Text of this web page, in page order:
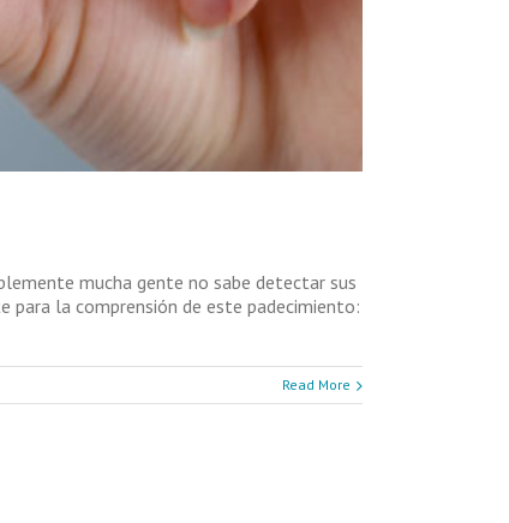
mucha gente no sabe detectar sus
la comprensión de este padecimiento:
Read More